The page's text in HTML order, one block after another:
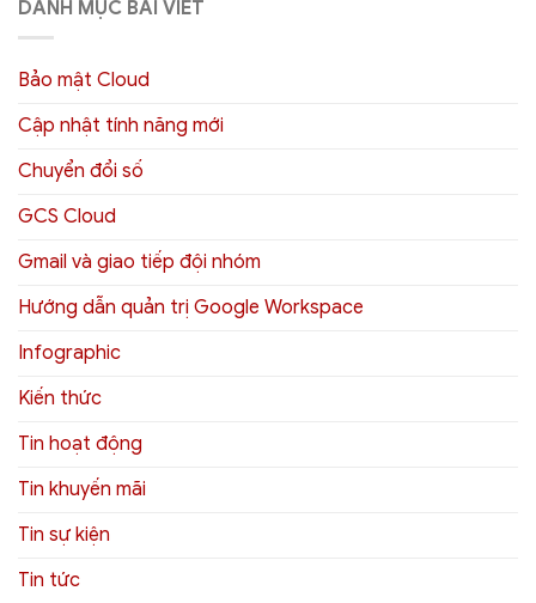
DANH MỤC BÀI VIẾT
Bảo mật Cloud
Cập nhật tính năng mới
Chuyển đổi số
GCS Cloud
Gmail và giao tiếp đội nhóm
Hướng dẫn quản trị Google Workspace
Infographic
Kiến thức
Tin hoạt động
Tin khuyến mãi
Tin sự kiện
Tin tức